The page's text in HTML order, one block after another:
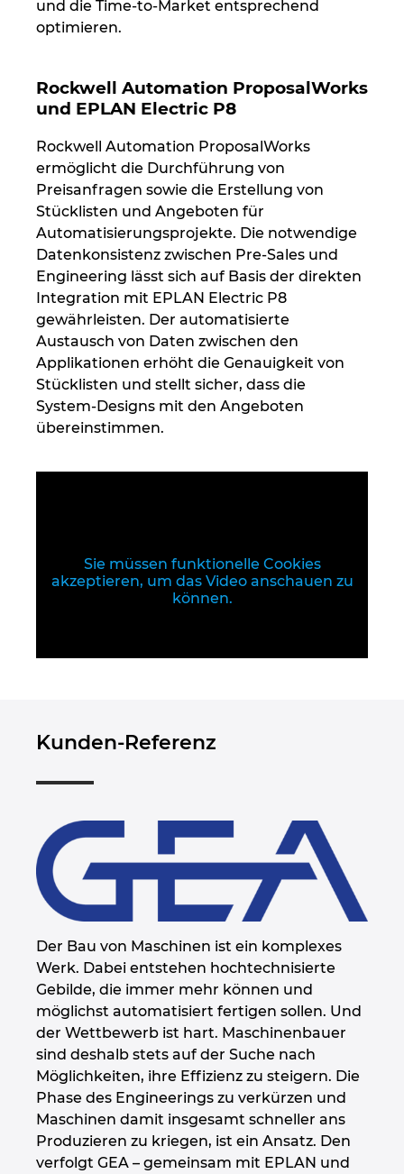
und die Time-to-Market entsprechend
optimieren.
Rockwell Automation ProposalWorks
und EPLAN Electric P8
Rockwell Automation ProposalWorks
ermöglicht die Durchführung von
Preisanfragen sowie die Erstellung von
Stücklisten und Angeboten für
Automatisierungsprojekte. Die notwendige
Datenkonsistenz zwischen Pre-Sales und
Engineering lässt sich auf Basis der direkten
Integration mit EPLAN Electric P8
gewährleisten. Der automatisierte
Austausch von Daten zwischen den
Applikationen erhöht die Genauigkeit von
Stücklisten und stellt sicher, dass die
System-Designs mit den Angeboten
übereinstimmen.
Sie müssen funktionelle Cookies
akzeptieren, um das Video anschauen zu
können.
Kunden-Referenz
Der Bau von Maschinen ist ein komplexes
Werk. Dabei entstehen hochtechnisierte
Gebilde, die immer mehr können und
möglichst automatisiert fertigen sollen. Und
der Wettbewerb ist hart. Maschinenbauer
sind deshalb stets auf der Suche nach
Möglichkeiten, ihre Effizienz zu steigern. Die
Phase des Engineerings zu verkürzen und
Maschinen damit insgesamt schneller ans
Produzieren zu kriegen, ist ein Ansatz. Den
verfolgt GEA – gemeinsam mit EPLAN und
Slowenien
Spanien
Südafrika
Südkorea
Thailand
Tschechische Republik
Türkei
Ukraine
Vereinigte Arabische Emirate